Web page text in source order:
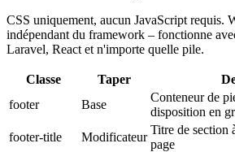
CSS uniquement, aucun JavaScript requis.
indépendant du framework – fonctionne
Laravel, React et n'importe quelle pile.
Classe Taper
footer
Base
Conteneur de
disposition en
footer-title
Modificateur
Titre de section
page